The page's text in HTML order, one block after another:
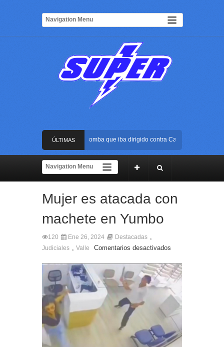
ÚLTIMAS
NOTICIAS
Frustran atentado con bus bomba que iba dirigido contra Cali durante la
La Arena USC será el escenario de la posesión presidencial de Abelardo de la
Rápida reacción policial evitó que presunto agresor escapara tras atacar a una
Frustran atentado con bus bomba que iba dirigido contra Cali durante la
Mujer es atacada con
machete en Yumbo
120 Ene 26, 2024 Destacadas ,
Judiciales , Valle Comentarios desactivados